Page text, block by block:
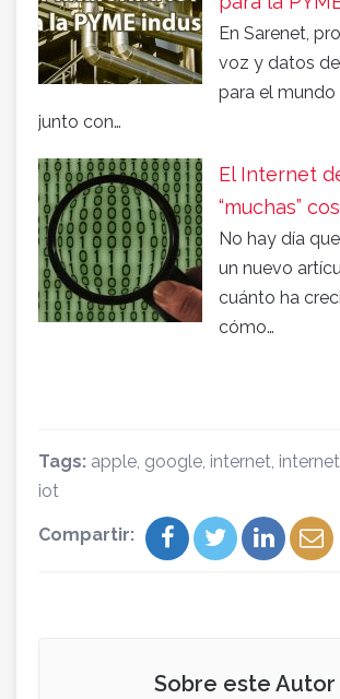
En Sarenet,
voz y datos
para el mundo
junto con…
El Internet
“muchas”
No hay día
un nuevo
cuánto ha
cómo…
Tags: apple, google, internet,
iot
Compartir:
Sobre este Autor